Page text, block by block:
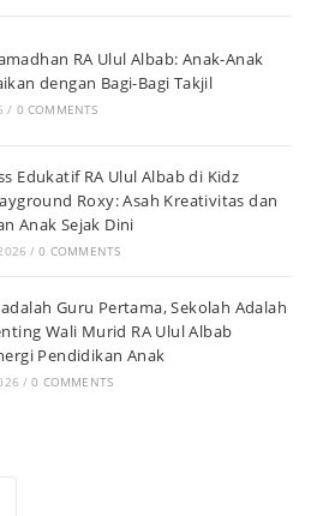
RA Ulul Albab: Anak-Anak
dengan Bagi-Bagi Takjil
/ 0 COMMENTS
Edukatif RA Ulul Albab di Kidz
Roxy: Asah Kreativitas dan
Anak Sejak Dini
/ 0 COMMENTS
Guru Pertama, Sekolah Adalah
Wali Murid RA Ulul Albab
Pendidikan Anak
/ 0 COMMENTS